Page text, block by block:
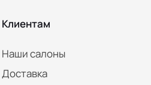
Клиентам
Наши салоны
Доставка